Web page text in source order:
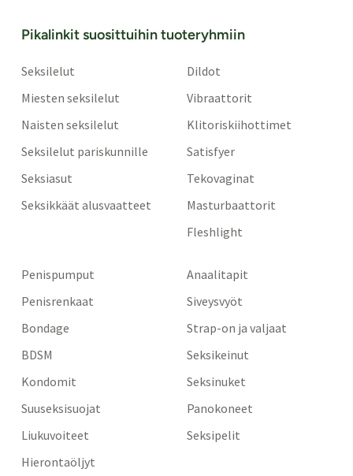
Pikalinkit suosittuihin tuoteryhmiin
Seksilelut
Miesten seksilelut
Naisten seksilelut
Seksilelut pariskunnille
Seksiasut
Seksikkäät alusvaatteet
Dildot
Vibraattorit
Klitoriskiihottimet
Satisfyer
Tekovaginat
Masturbaattorit
Fleshlight
Penispumput
Penisrenkaat
Bondage
BDSM
Kondomit
Suuseksisuojat
Liukuvoiteet
Hierontaöljyt
Anaalitapit
Siveysvyöt
Strap-on ja valjaat
Seksikeinut
Seksinuket
Panokoneet
Seksipelit